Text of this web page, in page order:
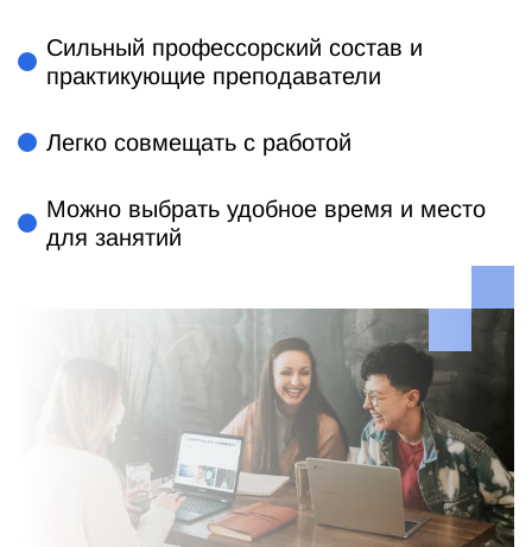
Сильный профессорский состав и
практикующие преподаватели
Легко совмещать с работой
Можно выбрать удобное время и место
для занятий